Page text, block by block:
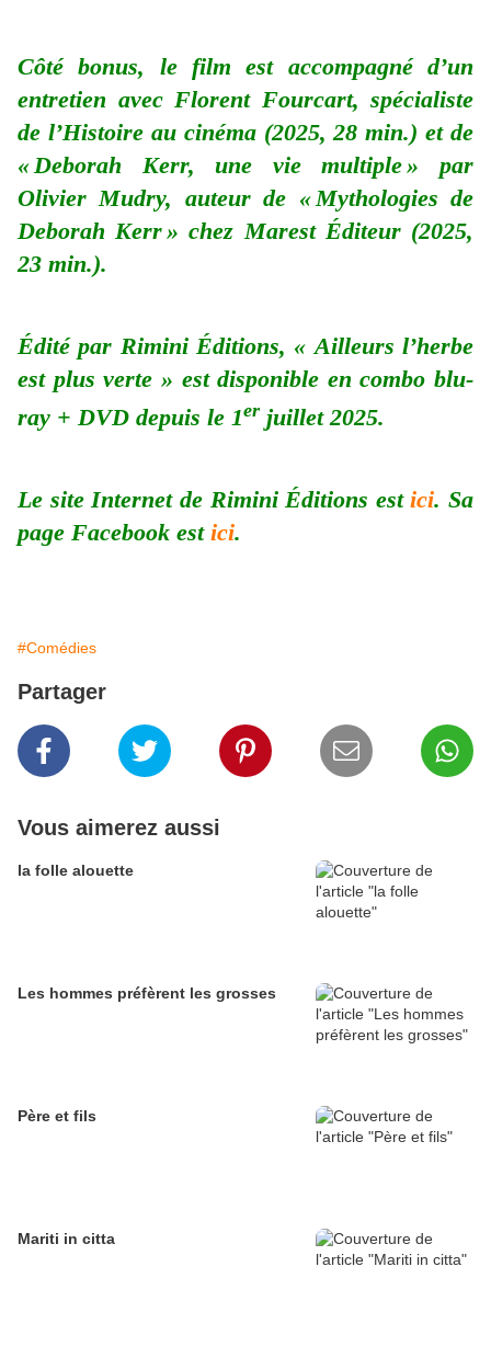
Côté bonus, le film est accompagné d’un
entretien avec Florent Fourcart, spécialiste
de l’Histoire au cinéma (2025, 28 min.) et de
« Deborah Kerr, une vie multiple » par
Olivier Mudry, auteur de « Mythologies de
Deborah Kerr » chez Marest Éditeur (2025,
23 min.).
Édité par Rimini Éditions, « Ailleurs l’herbe
est plus verte » est disponible en combo blu-
ray + DVD depuis le 1er juillet 2025.
Le site Internet de Rimini Éditions estici. Sa
page Facebook est ici.
#Comédies
Partager
Vous aimerez aussi
la folle alouette
Les hommes préfèrent les grosses
Père et fils
Mariti in citta